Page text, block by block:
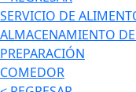
SERVICIO DE
ALMACENAMIENTO
PREPARACIÓN
COMEDOR